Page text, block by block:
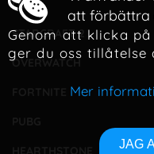
LOL
STARCRAFT 2
OVERWATCH
att förbättra
Genom att klicka
ger du oss tillåtelse
Mer
JAG